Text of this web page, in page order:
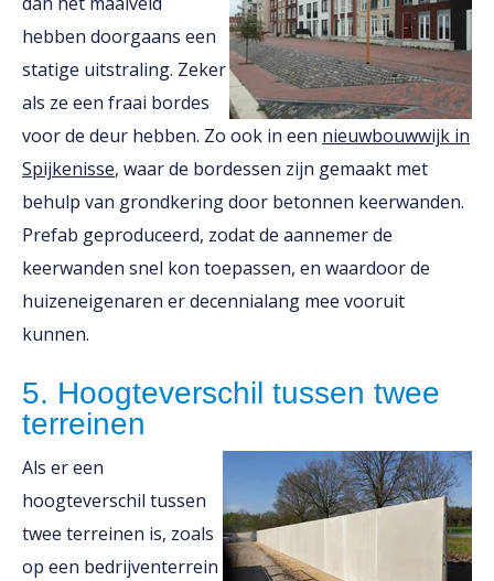
hebben doorgaans een
statige uitstraling. Zeker
als ze een fraai bordes
voor de deur hebben. Zo ook in een nieuwbouwwijk in
Spijkenisse, waar de bordessen zijn gemaakt met
behulp van grondkering door betonnen keerwanden.
Prefab geproduceerd, zodat de aannemer de
keerwanden snel kon toepassen, en waardoor de
huizeneigenaren er decennialang mee vooruit
kunnen.
5. Hoogteverschil tussen twee
terreinen
Als er een
hoogteverschil tussen
twee terreinen is, zoals
op een bedrijventerrein